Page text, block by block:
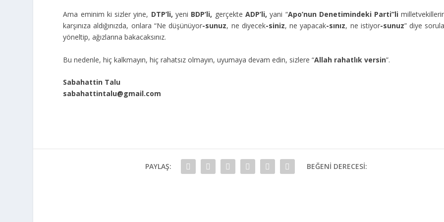
Ama eminim ki sizler yine, DTP’li, yeni BDP’li, gerçekte ADP’li, yani “Apo’nun Denetimindeki Parti”li
karşınıza aldığınızda, onlara “Ne düşünüyor-sunuz, ne diyecek-siniz, ne yapacak-sınız, ne istiyor-sunuz” diye
yöneltip, ağızlarına bakacaksınız.
Bu nedenle, hiç kalkmayın, hiç rahatsız olmayın, uyumaya devam edin, sizlere “Allah rahatlık versin”.
Sabahattin Talu
sabahattintalu@gmail.com
PAYLAŞ: BEĞENI DERECESI: